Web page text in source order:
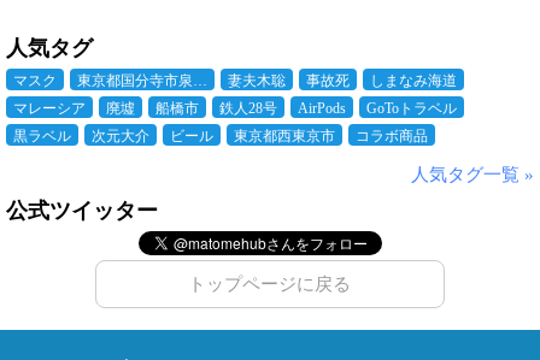
人気タグ
マスク 東京都国分寺市泉… 妻夫木聡 事故死
しまなみ海道
マレーシア
廃墟 船橋市 鉄人28号 AirPods
GoToトラベル
黒ラベル
次元大介 ビール 東京都西東京市 コラボ商品
人気タグ一覧 »
公式ツイッター
トップページに戻る